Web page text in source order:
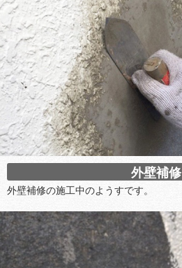
外壁補修
外壁補修の施工中のようすです。